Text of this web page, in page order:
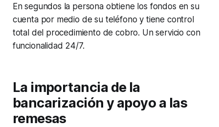
En segundos la persona obtiene los fondos en su
cuenta por medio de su teléfono y tiene control
total del procedimiento de cobro. Un servicio con
funcionalidad 24/7.
La importancia de la
bancarización y apoyo a las
remesas